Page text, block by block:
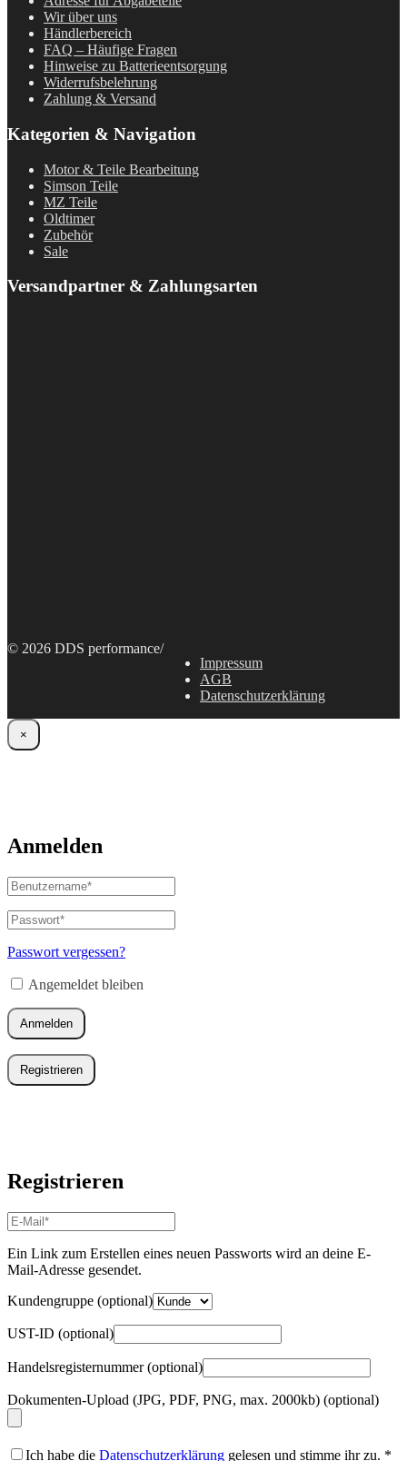
Wir über uns
Händlerbereich
FAQ – Häufige Fragen
Hinweise zu Batterieentsorgung
Widerrufsbelehrung
Zahlung & Versand
Kategorien & Navigation
Motor & Teile Bearbeitung
Simson Teile
MZ Teile
Oldtimer
Zubehör
Sale
Versandpartner & Zahlungsarten
© 2026 DDS performance/
Impressum
AGB
Datenschutzerklärung
×
Anmelden
Benutzername
oder
E-
Mail-
Adresse*
Passwort*
Erforderlich
Passwort vergessen?
Angemeldet bleiben
Anmelden
Registrieren
Registrieren
E-
Mail-
Adresse*
Erforderlich
Ein Link zum Erstellen eines neuen Passworts wird an deine E-
Mail-Adresse gesendet.
Kundengruppe (optional)
UST-ID (optional)
Handelsregisternummer(optional)
Dokumenten-Upload (JPG, PDF, PNG, max. 2000kb) (optional)
Ich habe die Datenschutzerklärung gelesen und stimme ihr zu. *